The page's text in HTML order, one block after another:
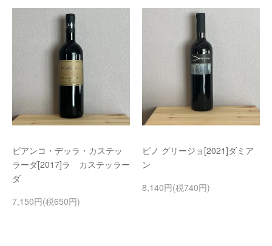
ビアンコ・デッラ・カステッ
ラーダ[2017]ラ カステッラー
ダ
7,150円(税650円)
ピノ グリージョ[2021]ダミア
ン
8,140円(税740円)